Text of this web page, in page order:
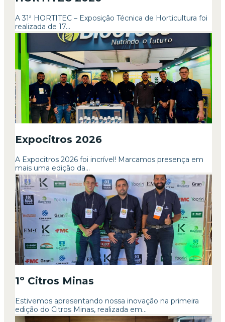
A 31ª HORTITEC – Exposição Técnica de Horticultura foi
realizada de 17...
Expocitros 2026
A Expocitros 2026 foi incrível! Marcamos presença em
mais uma edição da...
1º Citros Minas
Estivemos apresentando nossa inovação na primeira
edição do Citros Minas, realizada em...